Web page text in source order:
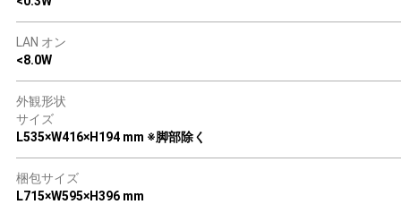
LAN オン
<8.0W
外観形状
サイズ
L535×W416×H194 mm ※脚部除く
梱包サイズ
L715×W595×H396 mm